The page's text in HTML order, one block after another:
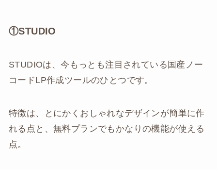
①STUDIO
STUDIOは、今もっとも注目されている国産ノー
コードLP作成ツールのひとつです。
特徴は、とにかくおしゃれなデザインが簡単に作
れる点と、無料プランでもかなりの機能が使える
点。